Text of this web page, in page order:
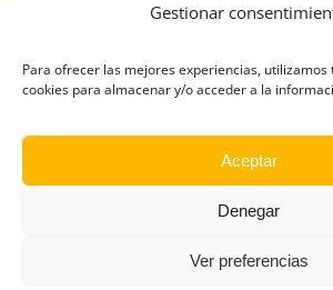
Gestionar
Para ofrecer las mejores experiencias, utilizamos
cookies para almacenar y/o acceder a la
Aceptar
Denegar
Ver preferencias
Afíliate
Contacto